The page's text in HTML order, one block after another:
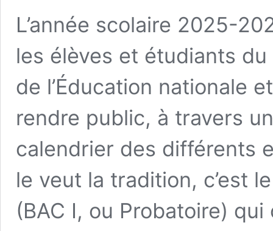
L’année scolaire 2025-
les élèves et étudiants
de l’Éducation nationale
rendre public, à travers
calendrier des différents
le veut la tradition, c’est
(BAC I, ou Probatoire)